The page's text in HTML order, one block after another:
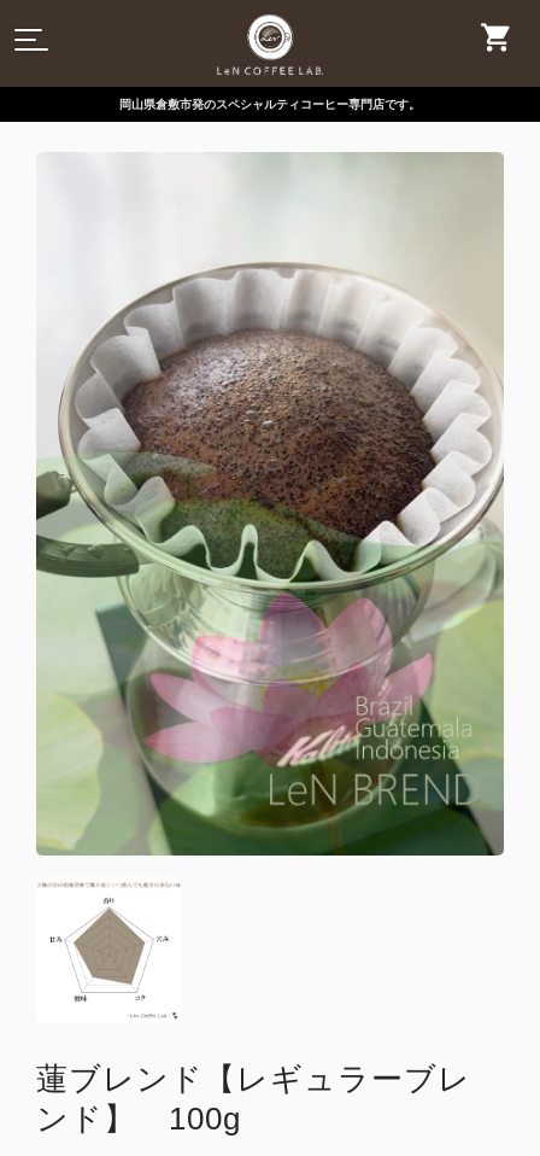
岡山県倉敷市発のスペシャルティコーヒー専門店です。
蓮ブレンド【レギュラーブレ
ンド】 100g